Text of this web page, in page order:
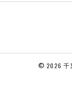
© 2026 千